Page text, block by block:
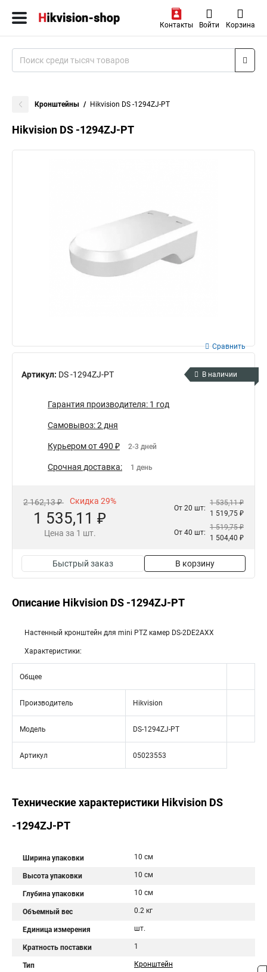
Контакты Войти Корзина
Кронштейны Hikvision DS -1294ZJ-PT
Hikvision DS -1294ZJ-PT
Артикул: DS -1294ZJ-PT
Сравнить
В наличии
Гарантия производителя: 1 год
Самовывоз: 2 дня
Курьером от 490 ₽ 2-3 дней
Срочная доставка: 1 день
2 162,13 ₽ Скидка 29%
1 535,11 ₽
Цена за 1 шт.
От 20 шт:
1 535,11 ₽
1 519,75 ₽
От 40 шт:
1 519,75 ₽
1 504,40 ₽
Быстрый заказ В корзину
Описание Hikvision DS -1294ZJ-PT
Настенный кронштейн для mini PTZ камер DS-2DE2AXX
Характеристики:
Общее
Производитель Hikvision
Модель DS-1294ZJ-PT
Артикул 05023553
Технические характеристики Hikvision DS
-1294ZJ-PT
Ширина упаковки 10 см
Высота упаковки 10 см
Глубина упаковки 10 см
Объемный вес 0.2 кг
Единица измерения шт.
Кратность поставки 1
Тип Кронштейн